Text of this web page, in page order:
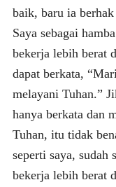
baik, baru ia
Saya sebagai
bekerja lebih berat
dapat berkata,
melayani Tuhan.”
hanya berkata dan
Tuhan, itu tidak
seperti saya, sudah
bekerja lebih berat